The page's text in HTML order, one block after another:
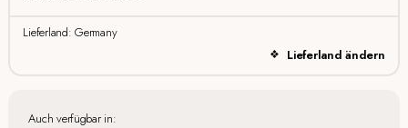
Lieferland: Germany
Lieferland ändern
Auch verfügbar in: